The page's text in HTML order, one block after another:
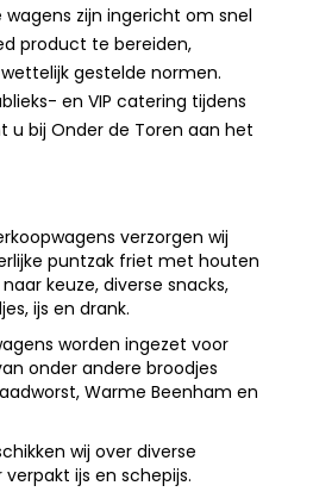
zijn ingericht om snel
product te bereiden,
gestelde normen.
en VIP catering tijdens
u bij Onder de Toren aan het
verzorgen wij
puntzak friet met houten
keuze, diverse snacks,
ijs en drank.
worden ingezet voor
onder andere broodjes
Warme Beenham en
wij over diverse
verpakt ijs en schepijs.